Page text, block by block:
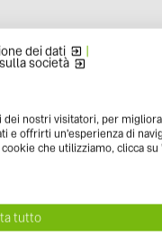
EY ha
dei dati |
società
dei nostri visitatori, per
e offrirti un'esperienza di
che utilizziamo, clicca su
tutto